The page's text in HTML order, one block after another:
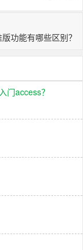
功能有哪些区别？
门access？